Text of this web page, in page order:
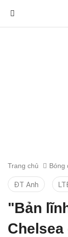
Trang chủ Bóng
ĐT Anh
"Bản